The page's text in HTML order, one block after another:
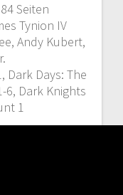
Seiten
Tynion IV
Andy Kubert,
Dark Days: The
6, Dark Knights
1